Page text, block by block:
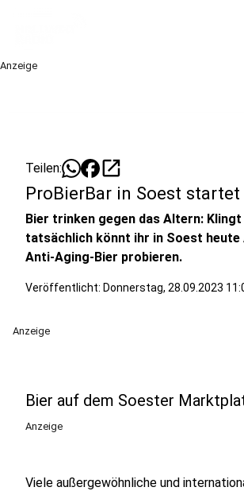
Anzeige
Teilen: open_in_new
ProBierBar in Soest startet
Bier trinken gegen das Altern: Klingt
tatsächlich könnt ihr in Soest heute
Anti-Aging-Bier probieren.
Veröffentlicht: Donnerstag, 28.09.2023
Anzeige
Bier auf dem Soester
Anzeige
Viele außergewöhnliche und